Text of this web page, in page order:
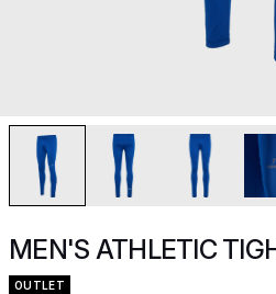
MEN'S ATHLETIC
OUTLET